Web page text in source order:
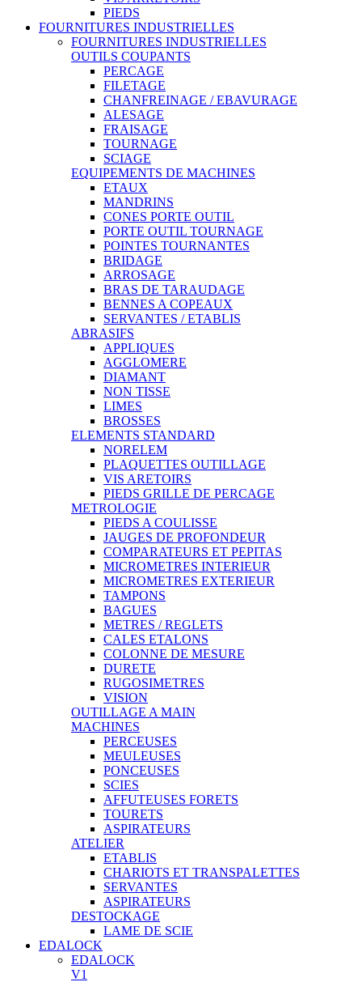
PIEDS
FOURNITURES INDUSTRIELLES
FOURNITURES INDUSTRIELLES
OUTILS COUPANTS
PERCAGE
FILETAGE
CHANFREINAGE / EBAVURAGE
ALESAGE
FRAISAGE
TOURNAGE
SCIAGE
EQUIPEMENTS DE MACHINES
ETAUX
MANDRINS
CONES PORTE OUTIL
PORTE OUTIL TOURNAGE
POINTES TOURNANTES
BRIDAGE
ARROSAGE
BRAS DE TARAUDAGE
BENNES A COPEAUX
SERVANTES / ETABLIS
ABRASIFS
APPLIQUES
AGGLOMERE
DIAMANT
NON TISSE
LIMES
BROSSES
ELEMENTS STANDARD
NORELEM
PLAQUETTES OUTILLAGE
VIS ARETOIRS
PIEDS GRILLE DE PERCAGE
METROLOGIE
PIEDS A COULISSE
JAUGES DE PROFONDEUR
COMPARATEURS ET PEPITAS
MICROMETRES INTERIEUR
MICROMETRES EXTERIEUR
TAMPONS
BAGUES
METRES / REGLETS
CALES ETALONS
COLONNE DE MESURE
DURETE
RUGOSIMETRES
VISION
OUTILLAGE A MAIN
MACHINES
PERCEUSES
MEULEUSES
PONCEUSES
SCIES
AFFUTEUSES FORETS
TOURETS
ASPIRATEURS
ATELIER
ETABLIS
CHARIOTS ET TRANSPALETTES
SERVANTES
ASPIRATEURS
DESTOCKAGE
LAME DE SCIE
EDALOCK
EDALOCK
V1